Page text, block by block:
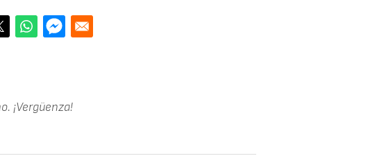
¡Vergüenza!